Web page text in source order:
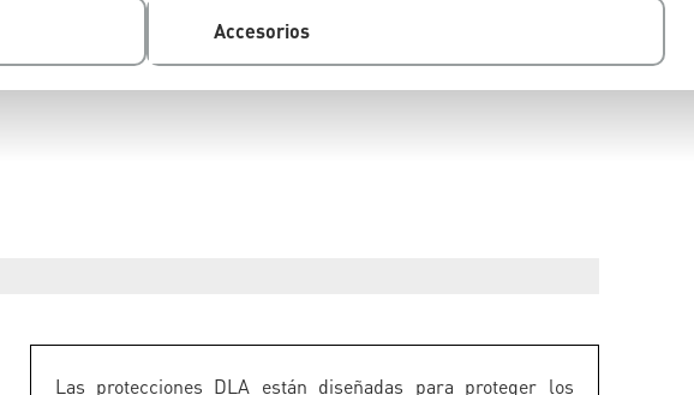
Accesorios
Las protecciones DLA están diseñadas para proteger los